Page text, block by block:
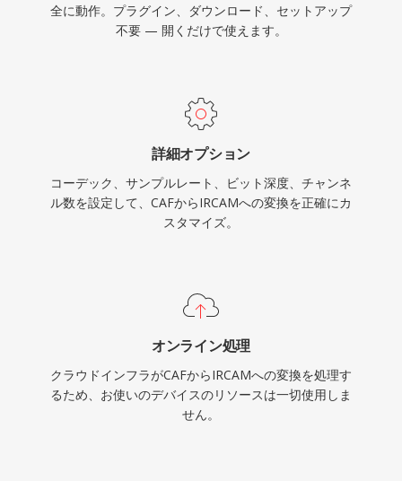
全に動作。プラグイン、ダウンロード、セットアップ
不要 — 開くだけで使えます。
詳細オプション
コーデック、サンプルレート、ビット深度、チャンネ
ル数を設定して、CAFからIRCAMへの変換を正確にカ
スタマイズ。
オンライン処理
クラウドインフラがCAFからIRCAMへの変換を処理す
るため、お使いのデバイスのリソースは一切使用しま
せん。